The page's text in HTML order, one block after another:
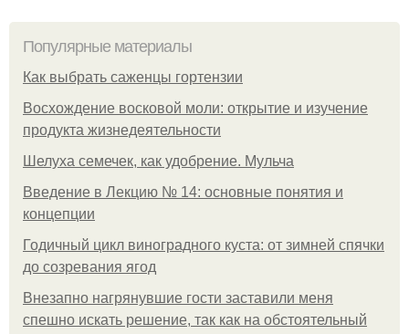
Популярные материалы
Как выбрать саженцы гортензии
Восхождение восковой моли: открытие и изучение
продукта жизнедеятельности
Шелуха семечек, как удобрение. Мульча
Введение в Лекцию № 14: основные понятия и
концепции
Годичный цикл виноградного куста: от зимней спячки
до созревания ягод
Внезапно нагрянувшие гости заставили меня
спешно искать решение, так как на обстоятельный